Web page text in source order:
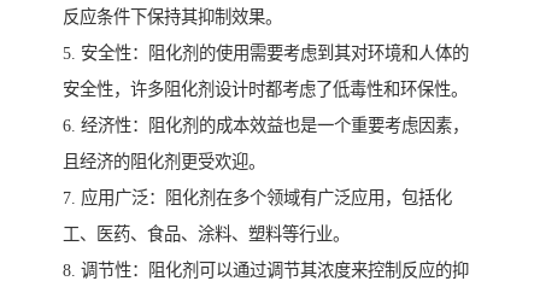
反应条件下保持其抑制效果。
5. 安全性：阻化剂的使用需要考虑到其对环境和人体的
安全性，许多阻化剂设计时都考虑了低毒性和环保性。
6. 经济性：阻化剂的成本效益也是一个重要考虑因素，
且经济的阻化剂更受欢迎。
7. 应用广泛：阻化剂在多个领域有广泛应用，包括化
工、医药、食品、涂料、塑料等行业。
8. 调节性：阻化剂可以通过调节其浓度来控制反应的抑